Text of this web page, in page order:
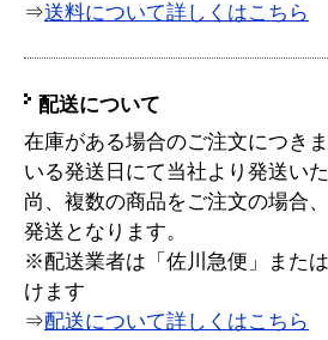
⇒送料について詳しくはこちら
配送について
在庫がある場合のご注文につき
いる発送日にて当社より発送い
尚、複数の商品をご注文の場合
発送となります。
※配送業者は「佐川急便」また
けます
⇒配送について詳しくはこちら